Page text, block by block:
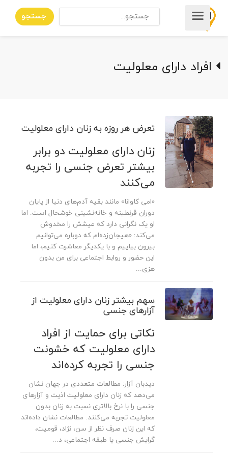
جستجو
افراد دارای معلولیت
تعرض هر روزه به زنان دارای معلولیت
زنان دارای معلولیت دو برابر
بیشتر تعرض جنسی را تجربه
می‌کنند
«امی کاوانا» مانند بقیه آدم‌های دنیا از پایان
دوران قرنطینه و خانه‌نشینی خوشحال است. اما
او یک نگرانی دارد که عیشش را مخدوش
می‌‌کند: «هیجان‌زده‌ام که دوباره می‌توانیم
بیرون بیاییم و با یکدیگر معاشرت کنیم، اما
این حضور و روابط اجتماعی برای من بدون
هزی...
سهم بیشتر زنان دارای معلولیت از
آزارهای جنسی
نکاتی برای حمایت از افراد
دارای معلولیت که خشونت
جنسی را تجربه کرده‌اند
دیدبان آزار: مطالعات متعددی در جهان نشان
می‌دهد که زنان دارای معلولیت اذیت و آزارهای
جنسی را با نرخ بالاتری نسبت به زنان بدون
معلولیت تجربه می‌کنند. مطالعات نشان داده‌اند
که این زنان صرف نظر از سن، نژاد، قومیت،
گرایش جنسی یا طبقه اجتماعی، د...